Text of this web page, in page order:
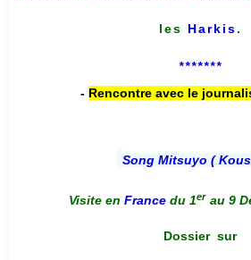
les Harkis.
*******
- Rencontre avec le
Song Mitsuyo (
Visite en France du 1er au 9
Dossier sur